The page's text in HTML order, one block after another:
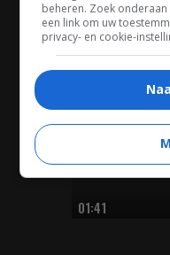
01:41
beheren. Zoek
een link om uw
privacy- en cookie-